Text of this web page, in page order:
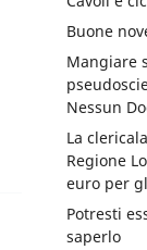
Buone
Mangiare
Nessun
La
Regione
euro per
Potresti
saperlo